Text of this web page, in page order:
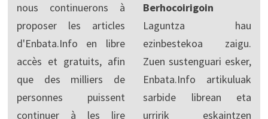
nous continuerons à
proposer les articles
d'Enbata.Info en libre
accès et gratuits, afin
que des milliers de
personnes puissent
continuer à les lire
Berhocoirigoin
Laguntza hau
ezinbestekoa zaigu.
Zuen sustenguari esker,
Enbata.Info artikuluak
sarbide librean eta
urririk eskaintzen